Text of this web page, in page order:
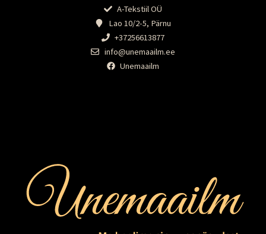
A-Tekstiil OÜ
Lao 10/2-5, Pärnu
+37256613877
info@unemaailm.ee
Unemaailm